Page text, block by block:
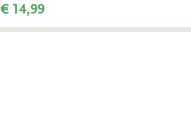
€ 14,99